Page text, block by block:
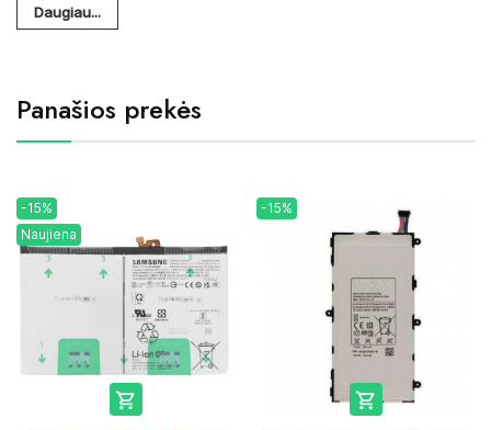
Daugiau...
Panašios prekės
-15%
Naujiena

-15%
